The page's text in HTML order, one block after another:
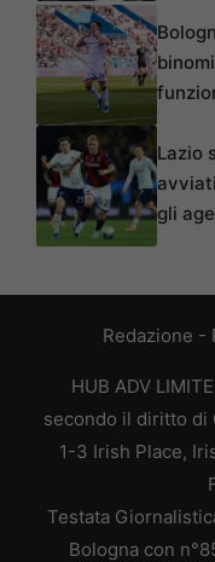
Lazio
gli
Redazione -
HUB ADV
secondo il diritto di
1-3 Irish Place,
Testata
Bologna con